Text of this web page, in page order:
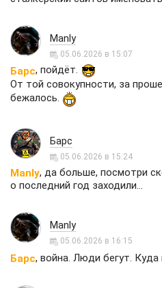
Manly
05.06.2026 в 15:07
Барс, пойдёт.
От той совокупности, за
бежалось.
Барс
05.06.2026 в 15:24
Manly, да больше, посмотри
о последний год заходили...
Manly
05.06.2026 в 16:15
Барс, война. Люди бегут. Куда